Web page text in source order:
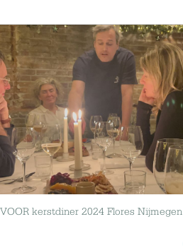
VOOR kerstdiner 2024 Flores Nijmegen